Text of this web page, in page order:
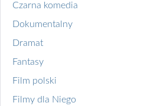
Czarna komedia
Dokumentalny
Dramat
Fantasy
Film polski
Filmy dla Niego